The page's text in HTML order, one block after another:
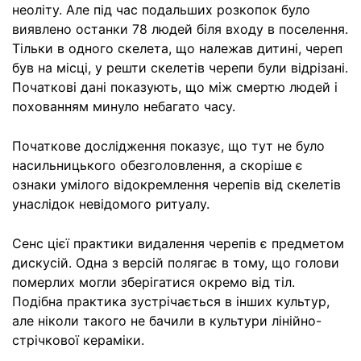
неоліту. Але під час подальших розкопок було
виявлено останки 78 людей біля входу в поселення.
Тільки в одного скелета, що належав дитині, череп
був на місці, у решти скелетів черепи були відрізані.
Початкові дані показують, що між смертю людей і
похованням минуло небагато часу.
Початкове дослідження показує, що тут не було
насильницького обезголовлення, а скоріше є
ознаки умілого відокремлення черепів від скелетів
унаслідок невідомого ритуалу.
Сенс цієї практики видалення черепів є предметом
дискусій. Одна з версій полягає в тому, що голови
померлих могли зберігатися окремо від тіл.
Подібна практика зустрічається в інших культур,
але ніколи такого не бачили в культури лінійно-
стрічкової кераміки.